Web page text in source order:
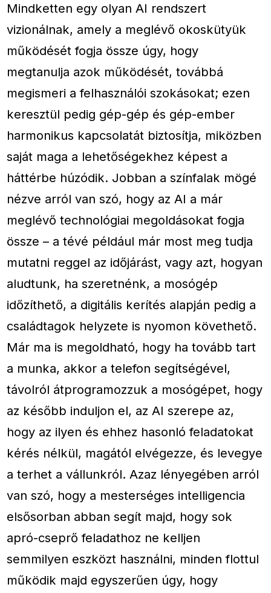
Mindketten egy olyan AI rendszert
vizionálnak, amely a meglévő okoskütyük
működését fogja össze úgy, hogy
megtanulja azok működését, továbbá
megismeri a felhasználói szokásokat; ezen
keresztül pedig gép-gép és gép-ember
harmonikus kapcsolatát biztosítja, miközben
saját maga a lehetőségekhez képest a
háttérbe húzódik. Jobban a színfalak mögé
nézve arról van szó, hogy az AI a már
meglévő technológiai megoldásokat fogja
össze – a tévé például már most meg tudja
mutatni reggel az időjárást, vagy azt, hogyan
aludtunk, ha szeretnénk, a mosógép
időzíthető, a digitális kerítés alapján pedig a
családtagok helyzete is nyomon követhető.
Már ma is megoldható, hogy ha tovább tart
a munka, akkor a telefon segítségével,
távolról átprogramozzuk a mosógépet, hogy
az később induljon el, az AI szerepe az,
hogy az ilyen és ehhez hasonló feladatokat
kérés nélkül, magától elvégezze, és levegye
a terhet a vállunkról. Azaz lényegében arról
van szó, hogy a mesterséges intelligencia
elsősorban abban segít majd, hogy sok
apró-cseprő feladathoz ne kelljen
semmilyen eszközt használni, minden flottul
működik majd egyszerűen úgy, hogy